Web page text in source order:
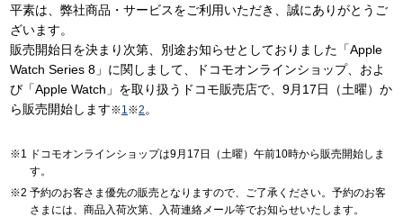
平素は、弊社商品・サービスをご利用いただき、誠にありがとうご
ざいます。
販売開始日を決まり次第、別途お知らせとしておりました「Apple
Watch Series 8」に関しまして、ドコモオンラインショップ、およ
び「Apple Watch」を取り扱うドコモ販売店で、9月17日（土曜）か
ら販売開始します※1※2 。
ドコモオンラインショップは9月17日（土曜）午前10時から販売開始しま
す。
予約のお客さま優先の販売となりますので、ご了承ください。予約のお客
さまには、商品入荷次第、入荷連絡メール等でお知らせいたします。